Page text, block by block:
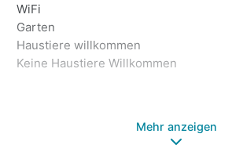
WiFi
Garten
Haustiere willkommen
Keine Haustiere Willkommen
Mehr anzeigen